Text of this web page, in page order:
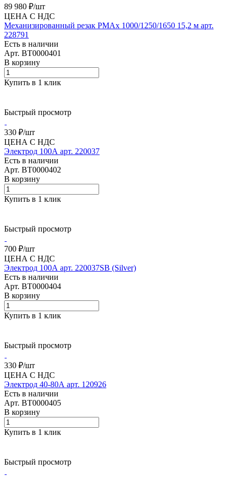
89 980 ₽/шт
ЦЕНА С НДС
Механизированный резак PMAx 1000/1250/1650 15,2 м арт.
228791
Есть в наличии
Арт. BT0000401
В корзину
Купить в 1 клик
Быстрый просмотр
330 ₽/шт
ЦЕНА С НДС
Электрод 100А арт. 220037
Есть в наличии
Арт. BT0000402
В корзину
Купить в 1 клик
Быстрый просмотр
700 ₽/шт
ЦЕНА С НДС
Электрод 100А арт. 220037SB (Silver)
Есть в наличии
Арт. BT0000404
В корзину
Купить в 1 клик
Быстрый просмотр
330 ₽/шт
ЦЕНА С НДС
Электрод 40-80А арт. 120926
Есть в наличии
Арт. BT0000405
В корзину
Купить в 1 клик
Быстрый просмотр